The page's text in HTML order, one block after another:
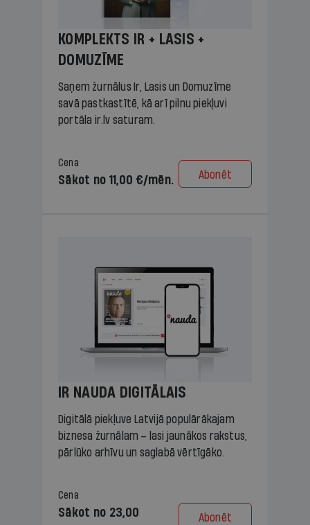
KOMPLEKTS IR + LASIS +
DOMUZĪME
Saņem žurnālus Ir, Lasis un Domuzīme
savā pastkastītē, kā arī pilnu piekļuvi
portāla ir.lv saturam.
Cena
Sākot no 11,00 €/mēn. Abonēt
IR NAUDA DIGITĀLAIS
Digitālā piekļuve Latvijā populārākajam
biznesa žurnālam – lasi jaunākos rakstus,
pārlūko arhīvu un saglabā vērtīgāko.
Cena
Sākot no 23,00
Abonēt